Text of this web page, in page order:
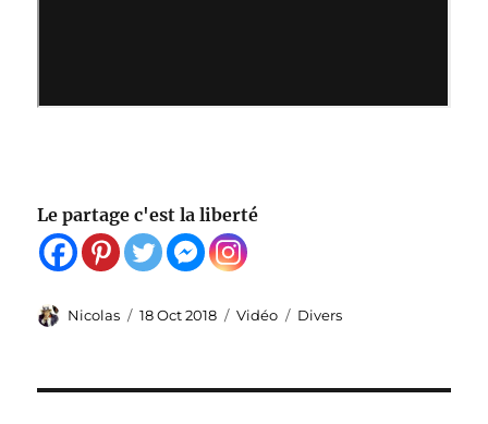
Le partage c'est la liberté
Auteur
Nicolas
Publié
18 Oct 2018 Format
Vidéo Catégories
Divers